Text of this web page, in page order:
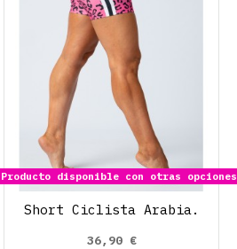
Producto disponible con otras opciones
Short Ciclista Arabia.
36,90 €